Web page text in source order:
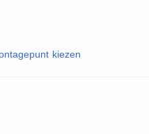
kiezen